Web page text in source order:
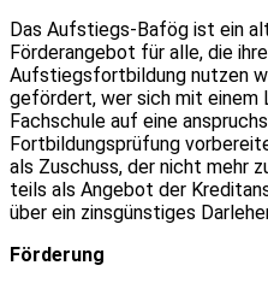
Das Aufstiegs-Bafög ist ein
Förderangebot für alle, die
Aufstiegsfortbildung nutzen
gefördert, wer sich mit einem
Fachschule auf eine
Fortbildungsprüfung
als Zuschuss, der nicht mehr
teils als Angebot der
über ein zinsgünstiges
Förderung